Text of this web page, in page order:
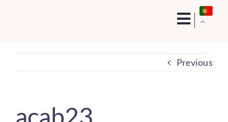
Previous